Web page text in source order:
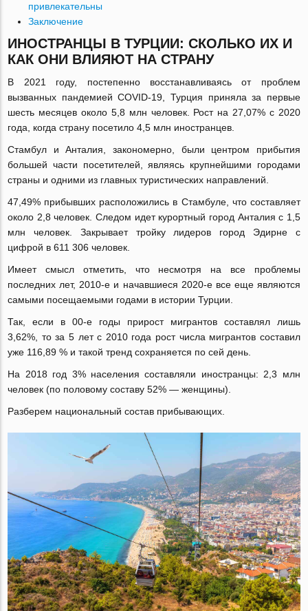
привлекательны
Заключение
ИНОСТРАНЦЫ В ТУРЦИИ: СКОЛЬКО ИХ И
КАК ОНИ ВЛИЯЮТ НА СТРАНУ
В 2021 году, постепенно восстанавливаясь от проблем
вызванных пандемией COVID-19, Турция приняла за первые
шесть месяцев около 5,8 млн человек. Рост на 27,07% с 2020
года, когда страну посетило 4,5 млн иностранцев.
Стамбул и Анталия, закономерно, были центром прибытия
большей части посетителей, являясь крупнейшими городами
страны и одними из главных туристических направлений.
47,49% прибывших расположились в Стамбуле, что составляет
около 2,8 человек. Следом идет курортный город Анталия с 1,5
млн человек. Закрывает тройку лидеров город Эдирне с
цифрой в 611 306 человек.
Имеет смысл отметить, что несмотря на все проблемы
последних лет, 2010-е и начавшиеся 2020-е все еще являются
самыми посещаемыми годами в истории Турции.
Так, если в 00-е годы прирост мигрантов составлял лишь
3,62%, то за 5 лет с 2010 года рост числа мигрантов составил
уже 116,89 % и такой тренд сохраняется по сей день.
На 2018 год 3% населения составляли иностранцы: 2,3 млн
человек (по половому составу 52% — женщины).
Разберем национальный состав прибывающих.